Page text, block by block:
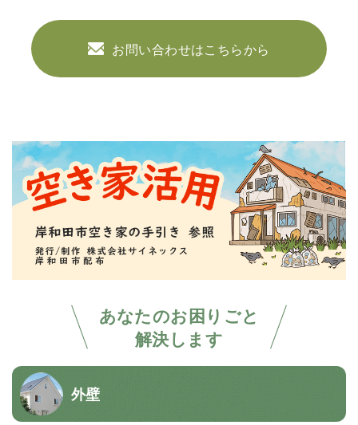
あなたのお困りごと
解決します
外壁
お問い合わせはこちらから